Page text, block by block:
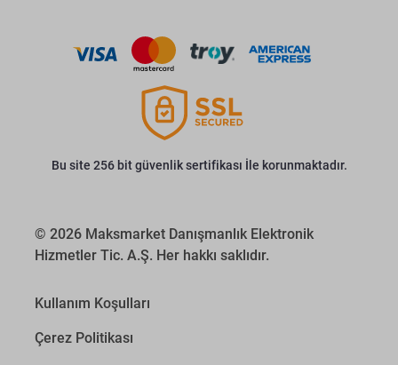
Bu site 256 bit güvenlik sertifikası İle korunmaktadır.
© 2026 Maksmarket Danışmanlık Elektronik
Hizmetler Tic. A.Ş. Her hakkı saklıdır.
Kullanım Koşulları
Çerez Politikası